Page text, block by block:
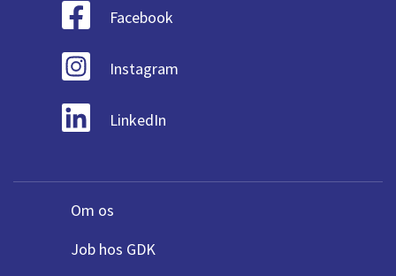
Facebook
Instagram
LinkedIn
Om os
Job hos GDK